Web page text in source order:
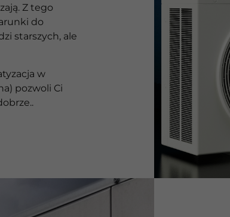
Z tego
do
starszych, ale
w
pozwoli Ci